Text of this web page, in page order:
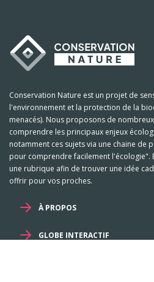
Conservation Nature est un projet de
l'environnement et la protection de la
menacés). Nous proposons de
comprendre les principaux enjeux
notamment ces sujets via une chaine de
pour comprendre facilement l'écologie".
une rubrique afin de trouver une idée
offrir pour vos proches.
À PROPOS
GLOBE INTERACTIF